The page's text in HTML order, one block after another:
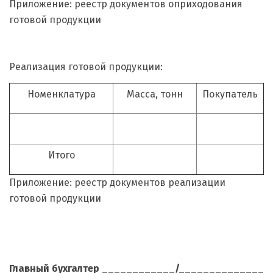
Приложение: реестр документов оприходования
готовой продукции
Реализация готовой продукции:
Номенклатура Масса, тонн Покупатель
Итого
Приложение: реестр документов реализации
готовой продукции
Главный бухгалтер ____________/______________